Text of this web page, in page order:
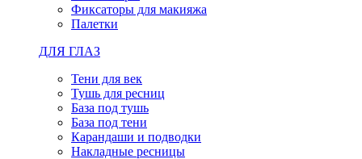
Фиксаторы для макияжа
Палетки
ДЛЯ ГЛАЗ
Тени для век
Тушь для ресниц
База под тушь
База под тени
Карандаши и подводки
Накладные ресницы